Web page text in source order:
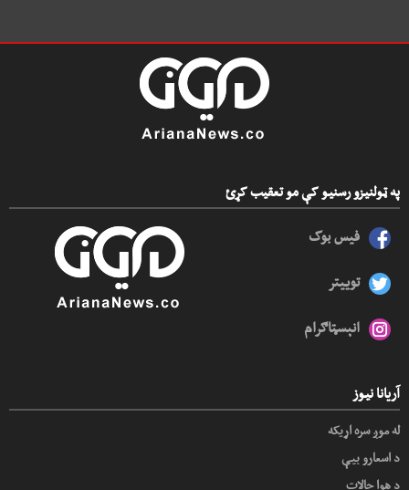
په ټولنیزو رسنیو کې مو تعقیب کړئ
فیس بوک
توییتر
انېسټاګرام
آریانا نیوز
له موږ سره اړیکه
د اسعارو بیې
د هوا حالات